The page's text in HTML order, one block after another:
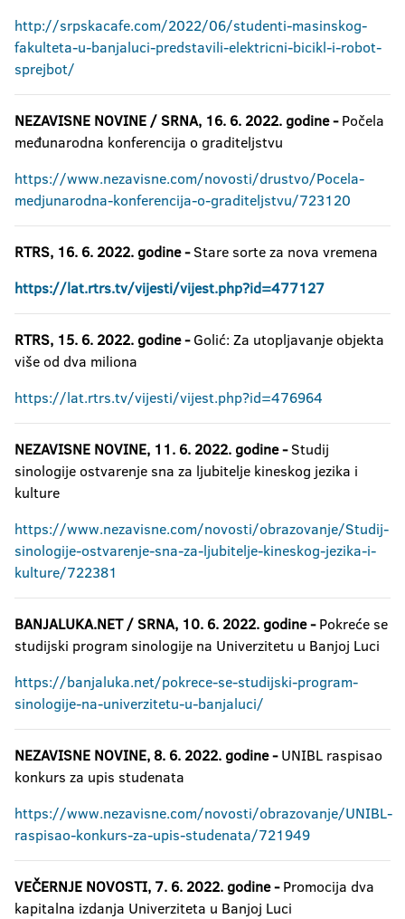
http://srpskacafe.com/2022/06/studenti-masinskog-
fakulteta-u-banjaluci-predstavili-elektricni-bicikl-i-robot-
sprejbot/
NEZAVISNE NOVINE / SRNA, 16. 6. 2022. godine -Počela
međunarodna konferencija o graditeljstvu
https://www.nezavisne.com/novosti/drustvo/Pocela-
medjunarodna-konferencija-o-graditeljstvu/723120
RTRS, 16. 6. 2022. godine -Stare sorte za nova vremena
https://lat.rtrs.tv/vijesti/vijest.php?id=477127
RTRS, 15. 6. 2022. godine -Golić: Za utopljavanje objekta
više od dva miliona
https://lat.rtrs.tv/vijesti/vijest.php?id=476964
NEZAVISNE NOVINE, 11. 6. 2022. godine -Studij
sinologije ostvarenje sna za ljubitelje kineskog jezika i
kulture
https://www.nezavisne.com/novosti/obrazovanje/Studij-
sinologije-ostvarenje-sna-za-ljubitelje-kineskog-jezika-i-
kulture/722381
BANJALUKA.NET/SRNA, 10. 6. 2022. godine -Pokreće se
studijski program sinologije na Univerzitetu u Banjoj Luci
https://banjaluka.net/pokrece-se-studijski-program-
sinologije-na-univerzitetu-u-banjaluci/
NEZAVISNE NOVINE, 8. 6. 2022. godine -UNIBL raspisao
konkurs za upis studenata
https://www.nezavisne.com/novosti/obrazovanje/UNIBL-
raspisao-konkurs-za-upis-studenata/721949
VEČERNJE NOVOSTI, 7. 6. 2022. godine-Promocija dva
kapitalna izdanja Univerziteta u Banjoj Luci